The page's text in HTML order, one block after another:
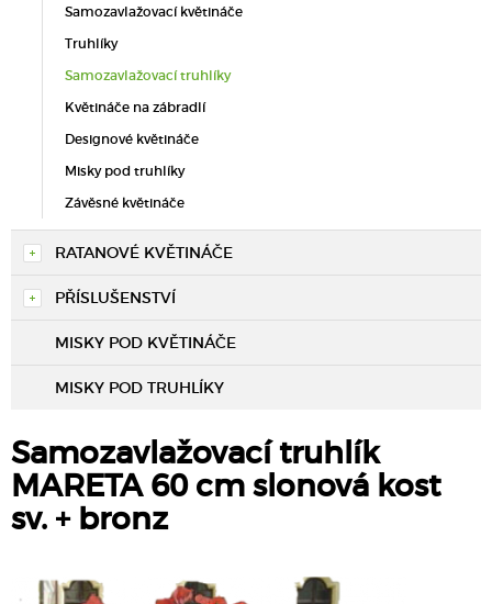
Samozavlažovací květináče
Truhlíky
Samozavlažovací truhlíky
Květináče na zábradlí
Designové květináče
Misky pod truhlíky
Závěsné květináče
RATANOVÉ KVĚTINÁČE
PŘÍSLUŠENSTVÍ
MISKY POD KVĚTINÁČE
MISKY POD TRUHLÍKY
Samozavlažovací truhlík
MARETA 60 cm slonová kost
sv. + bronz